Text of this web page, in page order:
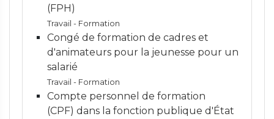
(FPH)
Travail - Formation
Congé de formation de cadres et
d'animateurs pour la jeunesse pour un
salarié
Travail - Formation
Compte personnel de formation
(CPF) dans la fonction publique d'État